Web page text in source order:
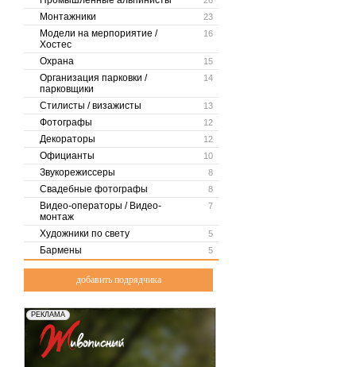
23
Монтажники
16
Модели на мерпориятие /
Хостес
15
Охрана
14
Организация парковки /
парковщики
13
Стилисты / визажисты
12
Фотографы
12
Декораторы
10
Официанты
8
Звукорежиссеры
8
Свадебные фотографы
7
Видео-операторы / Видео-
монтаж
5
Художники по свету
5
Бармены
добавить подрядчика